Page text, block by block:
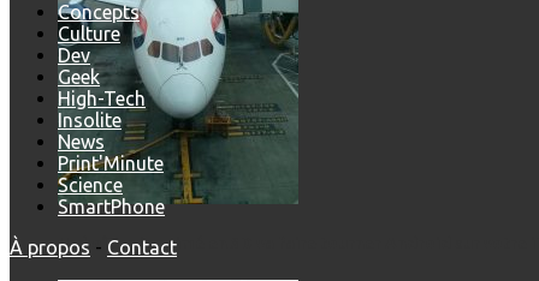
Un boîtier imprimé en 3D va faire tourner Android sur votre
Concepts
Culture
Dev
Geek
High-Tech
Insolite
News
Print'Minute
Science
SmartPhone
À propos - Contact